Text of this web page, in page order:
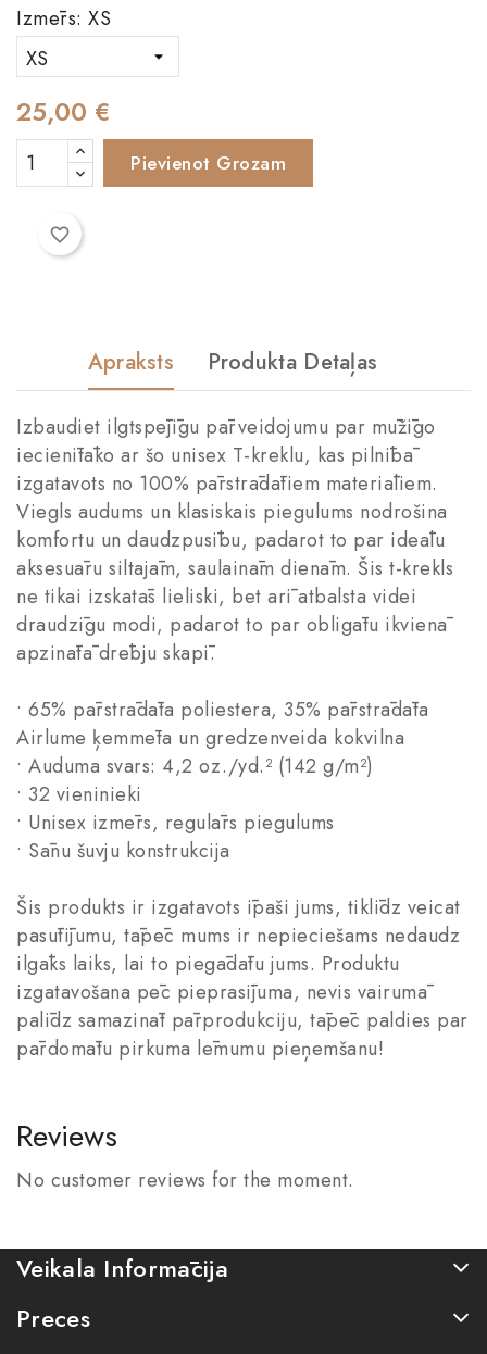
Izmērs: XS
25,00 €
Pievienot Grozam
favorite_border
Apraksts Produkta Detaļas
Izbaudiet ilgtspējīgu pārveidojumu par mūžīgo
iecienītāko ar šo unisex T-kreklu, kas pilnībā
izgatavots no 100% pārstrādātiem materiāliem.
Viegls audums un klasiskais piegulums nodrošina
komfortu un daudzpusību, padarot to par ideālu
aksesuāru siltajām, saulainām dienām. Šis t-krekls
ne tikai izskatās lieliski, bet arī atbalsta videi
draudzīgu modi, padarot to par obligātu ikvienā
apzinātā drēbju skapī.
• 65% pārstrādāta poliestera, 35% pārstrādāta
Airlume ķemmēta un gredzenveida kokvilna
• Auduma svars: 4,2 oz./yd.² (142 g/m²)
• 32 vieninieki
• Unisex izmērs, regulārs piegulums
• Sānu šuvju konstrukcija
Šis produkts ir izgatavots īpaši jums, tiklīdz veicat
pasūtījumu, tāpēc mums ir nepieciešams nedaudz
ilgāks laiks, lai to piegādātu jums. Produktu
izgatavošana pēc pieprasījuma, nevis vairumā
palīdz samazināt pārprodukciju, tāpēc paldies par
pārdomātu pirkuma lēmumu pieņemšanu!
Reviews
No customer reviews for the moment.
Veikala Informācija
Preces